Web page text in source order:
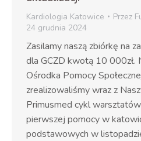
Kardiologia Katowice Przez
24 grudnia 2024
Zasilamy naszą zbiórkę na
dla GCZD kwotą 10 000zł.
Ośrodka Pomocy
zrealizowaliśmy wraz z
Primusmed cykl
pierwszej pomocy w
podstawowych w